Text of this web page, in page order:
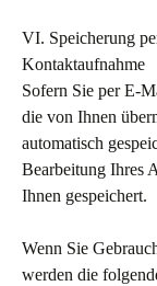
VI. Speicherung
Kontaktaufnahme
Sofern Sie per E-
die von Ihnen
automatisch
Bearbeitung Ihres
Ihnen gespeichert.
Wenn Sie
werden die